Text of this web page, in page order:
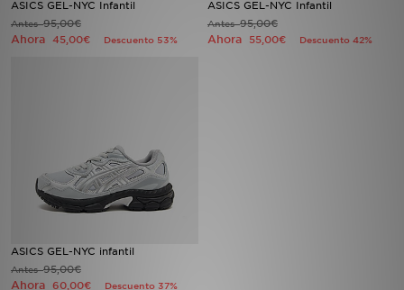
ASICS GEL-NYC Infantil
Antes95,00€
Ahora 45,00€ Descuento 53%
ASICS GEL-NYC Infantil
Antes95,00€
Ahora 55,00€ Descuento 42%
ASICS GEL-NYC infantil
Antes95,00€
Ahora 60,00€ Descuento 37%
MI JD